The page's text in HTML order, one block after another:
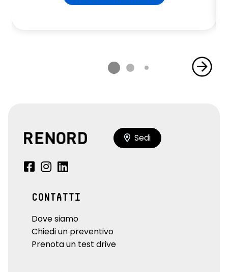
Sedi
CONTATTI
Dove siamo
Chiedi un preventivo
Prenota un test drive